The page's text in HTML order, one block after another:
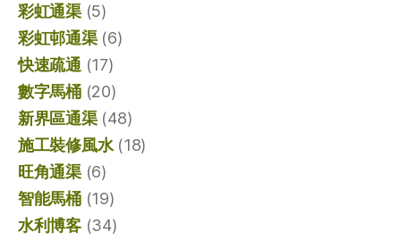
彩虹通渠(5)
彩虹邨通渠(6)
快速疏通(17)
數字馬桶(20)
新界區通渠(48)
施工裝修風水(18)
旺角通渠(6)
智能馬桶(19)
水利博客(34)